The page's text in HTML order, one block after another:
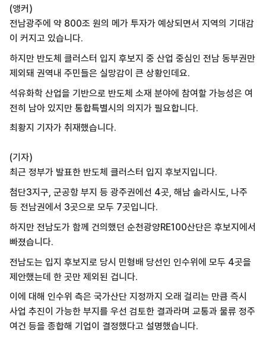
(앵커)
전남광주에 약 800조 원의 메가 투자가 예상되면서 지역의 기대감
이 커지고 있습니다.
하지만 반도체 클러스터 입지 후보지 중 산업 중심인 전남 동부권만
제외돼 권역내 주민들은 실망감이 큰 상황인데요.
석유화학 산업을 기반으로 반도체 소재 분야에 참여할 가능성은 여
전히 남아 있지만 통합특별시의 의지가 필요합니다.
최황지 기자가 취재했습니다.
(기자)
최근 정부가 발표한 반도체 클러스터 입지 후보지입니다.
첨단3지구, 군공항 부지 등 광주권에선 4곳, 해남 솔라시도, 나주
등 전남권에서 3곳으로 모두 7곳입니다.
하지만 전남도가 함께 건의했던 순천광양RE100산단은 후보지에서
빠졌습니다.
전남도는 입지 후보지로 당시 민형배 당선인 인수위에 모두 4곳을
제안했는데 한 곳만 제외된 겁니다.
이에 대해 인수위 측은 국가산단 지정까지 오래 걸리는 만큼 즉시
사업 추진이 가능한 부지를 우선 검토한 결과라며 교통과 물류 정주
여건 등을 종합해 기업이 결정했다고 설명했습니다.